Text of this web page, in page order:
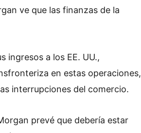
ve que las finanzas de la
ingresos a los EE. UU.,
en estas operaciones,
interrupciones del comercio.
prevé que debería estar